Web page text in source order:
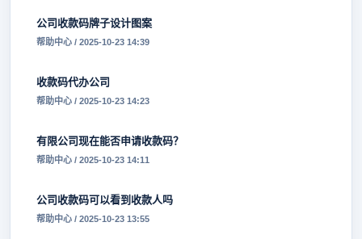
公司收款码牌子设计图案
帮助中心 / 2025-10-23 14:39
收款码代办公司
帮助中心 / 2025-10-23 14:23
有限公司现在能否申请收款码？
帮助中心 / 2025-10-23 14:11
公司收款码可以看到收款人吗
帮助中心 / 2025-10-23 13:55